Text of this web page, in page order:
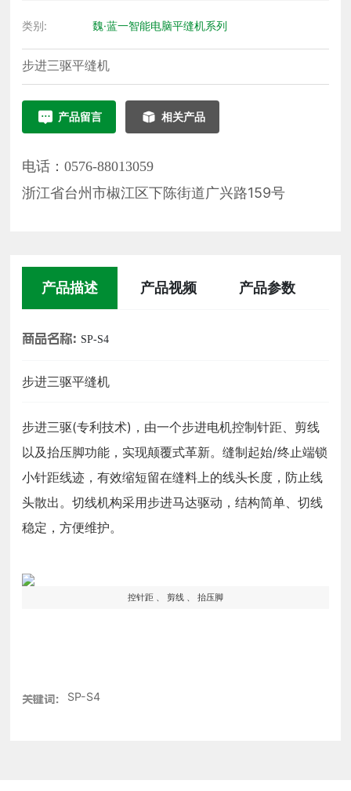
类别: 魏·蓝一智能电脑平缝机系列
步进三驱平缝机
产品留言 相关产品
电话：0576-88013059
浙江省台州市椒江区下陈街道广兴路159号
产品描述 产品视频 产品参数
商品名称: SP-S4
步进三驱平缝机
步进三驱(专利技术)，由一个步进电机控制针距、剪线
以及抬压脚功能，实现颠覆式革新。缝制起始/终止端锁
小针距线迹，有效缩短留在缝料上的线头长度，防止线
头散出。切线机构采用步进马达驱动，结构简单、切线
稳定，方便维护。
控针距 、 剪线 、 抬压脚
关键词: SP-S4